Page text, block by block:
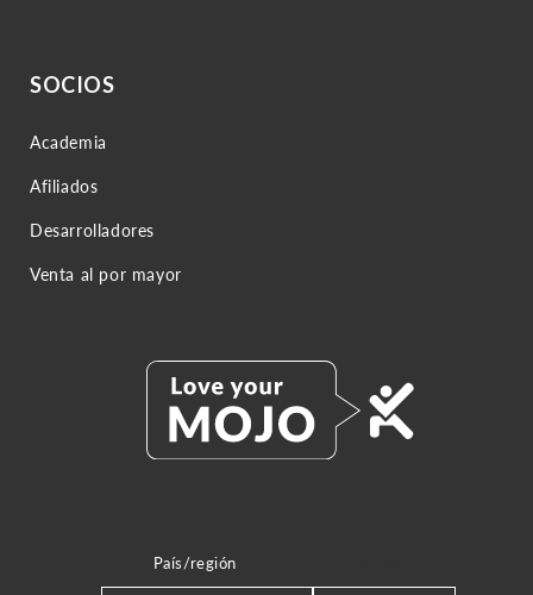
SOCIOS
Academia
Afiliados
Desarrolladores
Venta al por mayor
País/región